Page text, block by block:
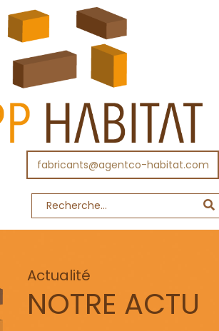
fabricants@agentco-habitat.com
Actualité
NOTRE ACTU